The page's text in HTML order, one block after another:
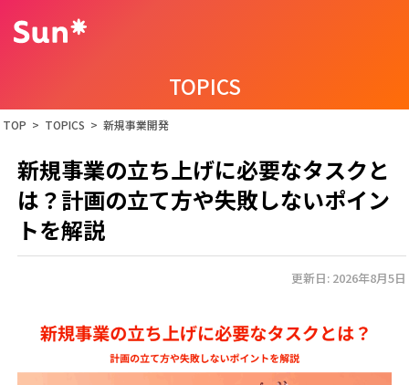
TOPICS
TOP > TOPICS > 新規事業開発
新規事業の立ち上げに必要なタスクと
は？計画の立て方や失敗しないポイン
トを解説
更新日: 2026年8月5日